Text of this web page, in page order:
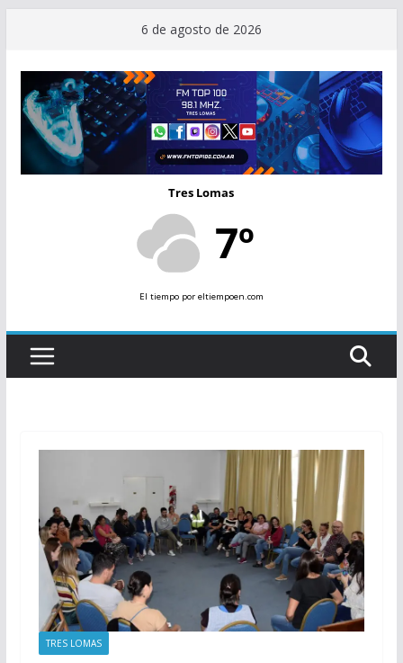
contenido
6 de agosto de 2026
Tres Lomas
7º
El tiempopor eltiempoen.com
TRES LOMAS